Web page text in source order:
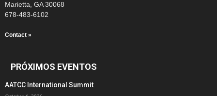
Marietta, GA 30068
678-483-6102
Contact »
PRÓXIMOS EVENTOS
AATCC International Summit